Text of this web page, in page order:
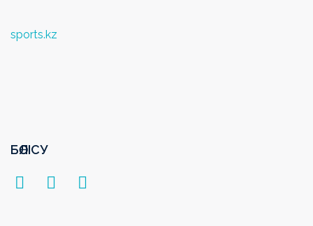
sports.kz
БӨЛІСУ